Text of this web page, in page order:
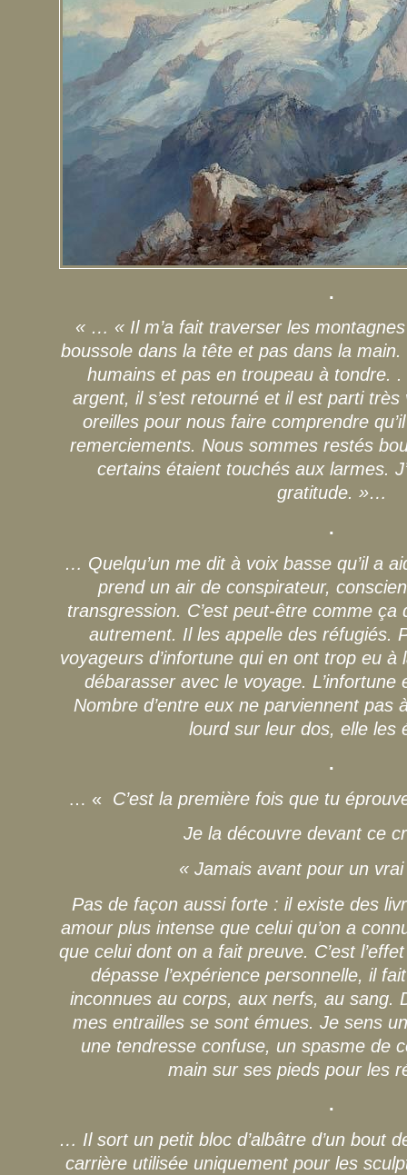
.
« … « Il m’a fait traverser les
boussole dans la tête et pas dans la
humains et pas en troupeau à tondre.
argent, il s’est retourné et il est parti
oreilles pour nous faire comprendre
remerciements. Nous sommes restés
certains étaient touchés aux larmes.
gratitude. »…
.
… Quelqu’un me dit à voix basse qu’il a
prend un air de conspirateur,
transgression. C’est peut-être comme ça
autrement. Il les appelle des réfugiés.
voyageurs d’infortune qui en ont trop eu à
débarasser avec le voyage. L’infortune
Nombre d’entre eux ne parviennent pas
lourd sur leur dos, elle
.
… «
C’est la première fois que tu
Je la découvre devant ce
« Jamais avant pour un
Pas de façon aussi forte : il existe des
amour plus intense que celui qu’on a
que celui dont on a fait preuve. C’est
dépasse l’expérience personnelle, il
inconnues au corps, aux nerfs, au sang.
mes entrailles se sont émues. Je sens
une tendresse confuse, un spasme de
main sur ses pieds pour les
.
… Il sort un petit bloc d’albâtre d’un bout
carrière utilisée uniquement pour les